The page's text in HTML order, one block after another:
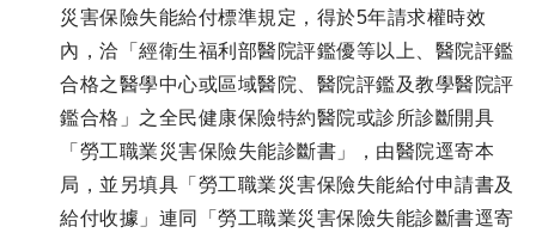
災害保險失能給付標準規定，得於5年請求權時效
內，洽「經衛生福利部醫院評鑑優等以上、醫院評鑑
合格之醫學中心或區域醫院、醫院評鑑及教學醫院評
鑑合格」之全民健康保險特約醫院或診所診斷開具
「勞工職業災害保險失能診斷書」，由醫院逕寄本
局，並另填具「勞工職業災害保險失能給付申請書及
給付收據」連同「勞工職業災害保險失能診斷書逕寄